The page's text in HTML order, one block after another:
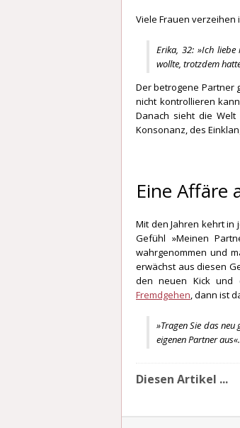
Viele Frauen
Erika, 32: »Ich
wollte, trotzdem
Der betrogene Partner
nicht kontrollieren
Danach sieht die
Konsonanz, des
Eine Affäre
Mit den Jahren kehrt in
Gefühl »Meinen
wahrgenommen und
erwächst aus diesen
den neuen Kick und
Fremdgehen , dann ist
»Tragen Sie das
eigenen Partner aus«.
Diesen Artikel ...